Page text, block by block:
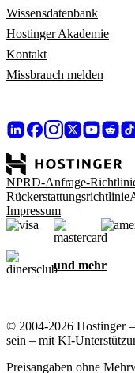
Wissensdatenbank
Hostinger Akademie
Kontakt
Missbrauch melden
NPRD-Anfrage-
Rückerstattungsrichtlinie
Impressum
und mehr
© 2004-2026 Hostinger
sein – mit KI-
Preisangaben ohne